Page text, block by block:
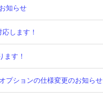
知らせ
します！
ます！
プションの仕様変更のお知らせ